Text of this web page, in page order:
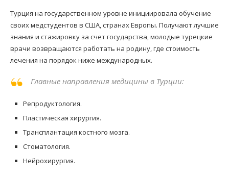
Турция на государственном уровне инициировала обучение
своих медстудентов в США, странах Европы. Получают лучшие
знания и стажировку за счет государства, молодые турецкие
врачи возвращаются работать на родину, где стоимость
лечения на порядок ниже международных.
Главные направления медицины в Турции:
Репродуктология.
Пластическая хирургия.
Трансплантация костного мозга.
Стоматология.
Нейрохирургия.